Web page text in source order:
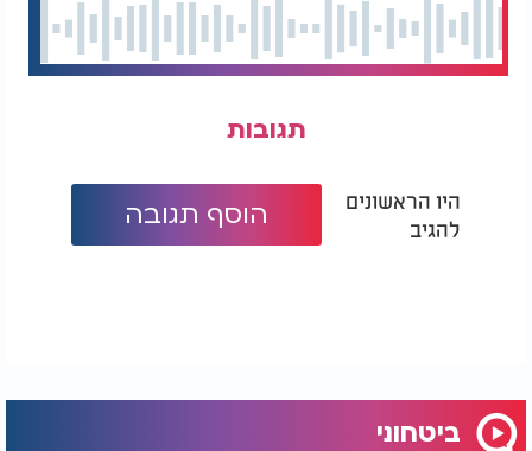
תגובות
היו הראשונים
להגיב
הוסף תגובה
ביטחוני